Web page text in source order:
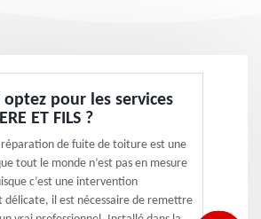
pour les services
ET FILS ?
de fuite de toiture est une
tout le monde n’est pas en mesure
c’est une intervention
délicate, il est nécessaire de remettre